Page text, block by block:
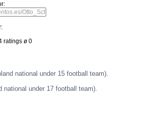
ratings ø 0
national under 15 football team).
national under 17 football team).